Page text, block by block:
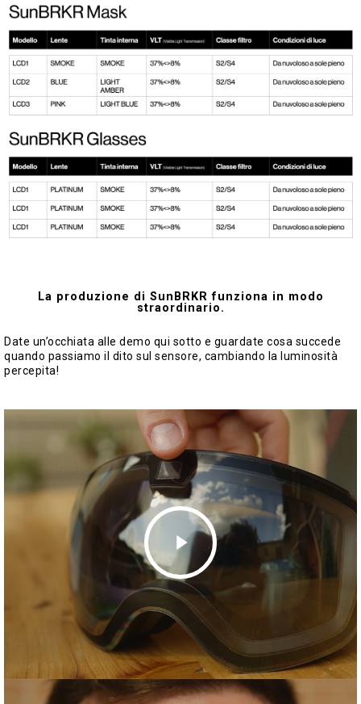
La produzione di SunBRKR funziona in modo
straordinario.
Date un’occhiata alle demo qui sotto e guardate cosa succede
quando passiamo il dito sul sensore, cambiando la luminosità
percepita!